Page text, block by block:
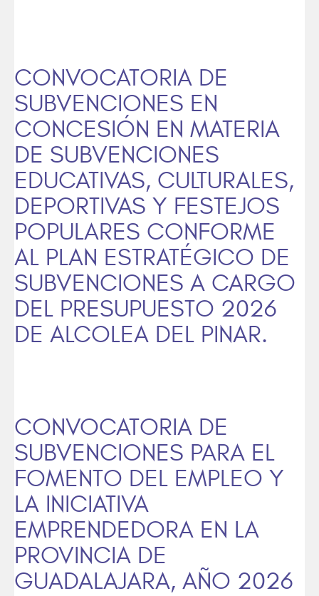
CONVOCATORIA DE
SUBVENCIONES EN
CONCESIÓN EN MATERIA
DE SUBVENCIONES
EDUCATIVAS, CULTURALES,
DEPORTIVAS Y FESTEJOS
POPULARES CONFORME
AL PLAN ESTRATÉGICO DE
SUBVENCIONES A CARGO
DEL PRESUPUESTO 2026
DE ALCOLEA DEL PINAR.
CONVOCATORIA DE
SUBVENCIONES PARA EL
FOMENTO DEL EMPLEO Y
LA INICIATIVA
EMPRENDEDORA EN LA
PROVINCIA DE
GUADALAJARA, AÑO 2026